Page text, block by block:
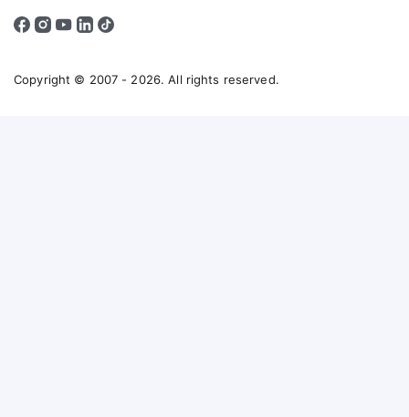
Copyright © 2007 - 2026. All rights reserved.